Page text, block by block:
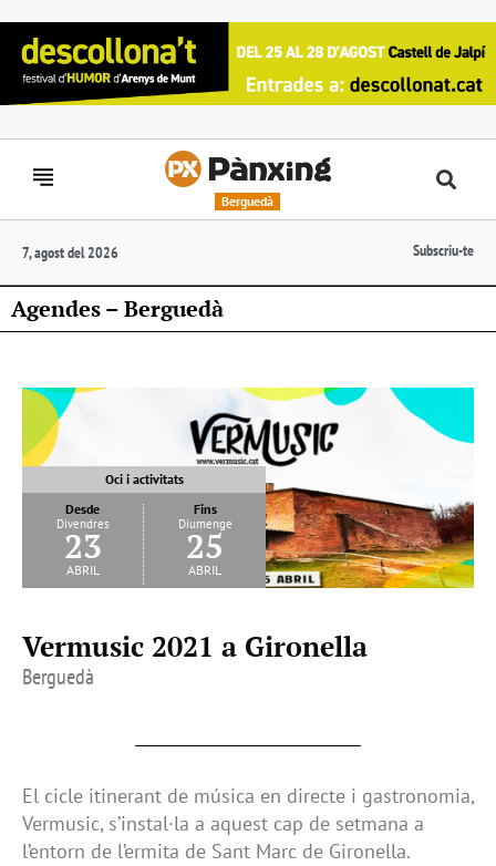
Berguedà
7, agost del 2026 Subscriu-te
Agendes – Berguedà
Oci i activitats
Desde
Divendres
23
abril
Fins
Diumenge
25
abril
Vermusic 2021 a Gironella
Berguedà
El cicle itinerant de música en directe i gastronomia,
Vermusic, s’instal·la a aquest cap de setmana a
l’entorn de l’ermita de Sant Marc de Gironella.